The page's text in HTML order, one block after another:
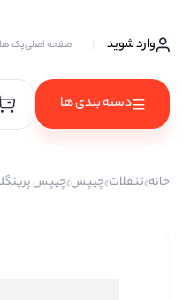
وارد شوید صفحه اصلیپک
دسته بندی ها
خانه تنقلات چیپس چیپس